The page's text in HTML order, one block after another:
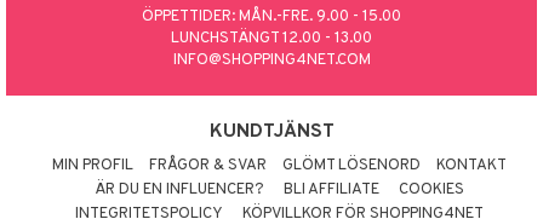
ÖPPETTIDER: MÅN.-FRE. 9.00 - 15.00
LUNCHSTÄNGT 12.00 - 13.00
INFO@SHOPPING4NET.COM
KUNDTJÄNST
MIN PROFIL FRÅGOR & SVAR GLÖMT LÖSENORD
KONTAKT
ÄR DU EN INFLUENCER?
BLI AFFILIATE
COOKIES
INTEGRITETSPOLICY
KÖPVILLKOR FÖR SHOPPING4NET